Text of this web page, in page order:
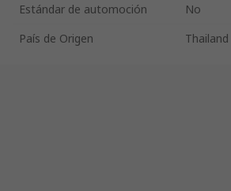
Estándar de automoción
No
País de Origen
Thailand